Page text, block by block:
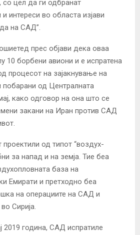
со цел да ги одбранат
интереси во областа изјави
на САД”.
прес објави дека оваа
10 борбени авиони и е испратена
процесот на зајакнување на
побарани од Централната
како одговор на она што се
закани на Иран против САД
од типот “воздух-
за напад и на земја. Тие беа
база на
Емирати и претходно беа
на операциите на САД и
Сирија.
2019 година, САД испратиле